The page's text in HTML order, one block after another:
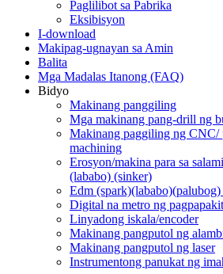
Paglilibot sa Pabrika
Eksibisyon
I-download
Makipag-ugnayan sa Amin
Balita
Mga Madalas Itanong (FAQ)
Bidyo
Makinang panggiling
Mga makinang pang-drill ng
Makinang paggiling ng CNC/
machining
Erosyon/makina para sa
(lababo) (sinker)
Edm
Digital na metro ng
Linyadong iskala/encoder
Makinang pangputol ng
Makinang pangputol ng laser
Instrumentong panukat ng